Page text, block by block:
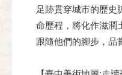
足跡貫穿城市的歷史
命歷程，將化作滋潤
跟隨他們的腳步，品